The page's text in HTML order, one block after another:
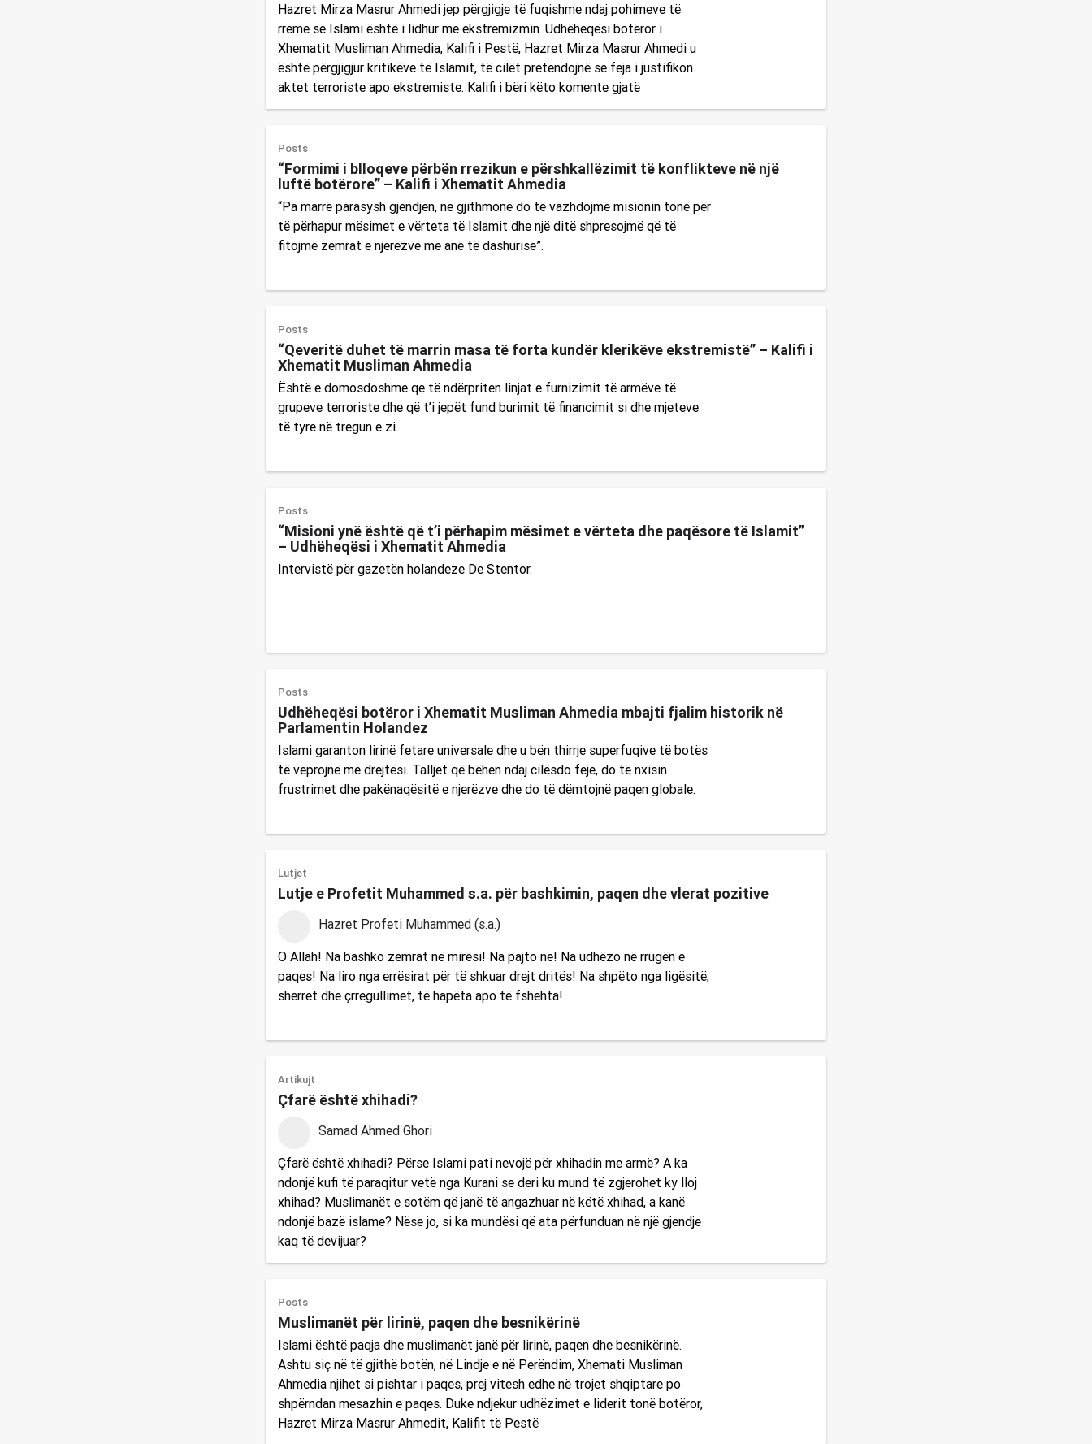
Hazret Mirza Masrur Ahmedi jep përgjigje të fuqishme ndaj pohimeve të
rreme se Islami është i lidhur me ekstremizmin. Udhëheqësi botëror i
Xhematit Musliman Ahmedia, Kalifi i Pestë, Hazret Mirza Masrur Ahmedi u
është përgjigjur kritikëve të Islamit, të cilët pretendojnë se feja i justifikon
aktet terroriste apo ekstremiste. Kalifi i bëri këto komente gjatë
Posts
“Formimi i blloqeve përbën rrezikun e përshkallëzimit të konflikteve në një
luftë botërore” – Kalifi i Xhematit Ahmedia
“Pa marrë parasysh gjendjen, ne gjithmonë do të vazhdojmë misionin tonë për
të përhapur mësimet e vërteta të Islamit dhe një ditë shpresojmë që të
fitojmë zemrat e njerëzve me anë të dashurisë”.
Posts
“Qeveritë duhet të marrin masa të forta kundër klerikëve ekstremistë” – Kalifi i
Xhematit Musliman Ahmedia
Është e domosdoshme qe të ndërpriten linjat e furnizimit të armëve të
grupeve terroriste dhe që t’i jepët fund burimit të financimit si dhe mjeteve
të tyre në tregun e zi.
Posts
“Misioni ynë është që t’i përhapim mësimet e vërteta dhe paqësore të Islamit”
– Udhëheqësi i Xhematit Ahmedia
Intervistë për gazetën holandeze De Stentor.
Posts
Udhëheqësi botëror i Xhematit Musliman Ahmedia mbajti fjalim historik në
Parlamentin Holandez
Islami garanton lirinë fetare universale dhe u bën thirrje superfuqive të botës
të veprojnë me drejtësi. Talljet që bëhen ndaj cilësdo feje, do të nxisin
frustrimet dhe pakënaqësitë e njerëzve dhe do të dëmtojnë paqen globale.
Lutjet
Lutje e Profetit Muhammed s.a. për bashkimin, paqen dhe vlerat pozitive
Hazret Profeti Muhammed (s.a.)
O Allah! Na bashko zemrat në mirësi! Na pajto ne! Na udhëzo në rrugën e
paqes! Na liro nga errësirat për të shkuar drejt dritës! Na shpëto nga ligësitë,
sherret dhe çrregullimet, të hapëta apo të fshehta!
Artikujt
Çfarë është xhihadi?
Samad Ahmed Ghori
Çfarë është xhihadi? Përse Islami pati nevojë për xhihadin me armë? A ka
ndonjë kufi të paraqitur vetë nga Kurani se deri ku mund të zgjerohet ky lloj
xhihad? Muslimanët e sotëm që janë të angazhuar në këtë xhihad, a kanë
ndonjë bazë islame? Nëse jo, si ka mundësi që ata përfunduan në një gjendje
kaq të devijuar?
Posts
Muslimanët për lirinë, paqen dhe besnikërinë
Islami është paqja dhe muslimanët janë për lirinë, paqen dhe besnikërinë.
Ashtu siç në të gjithë botën, në Lindje e në Perëndim, Xhemati Musliman
Ahmedia njihet si pishtar i paqes, prej vitesh edhe në trojet shqiptare po
shpërndan mesazhin e paqes. Duke ndjekur udhëzimet e liderit tonë botëror,
Hazret Mirza Masrur Ahmedit, Kalifit të Pestë